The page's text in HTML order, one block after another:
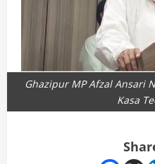
Ghazipur MP Afzal Ansari
Kasa